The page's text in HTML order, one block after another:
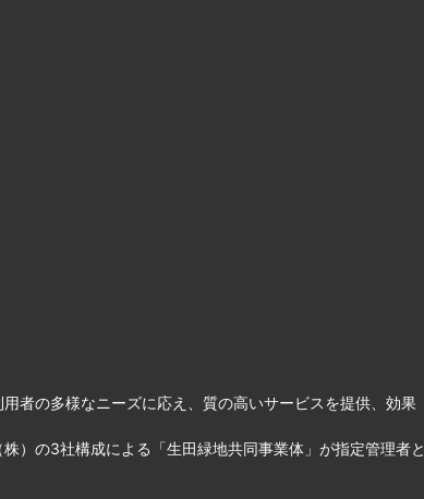
者の多様なニーズに応え、質の高いサービスを提供、効果
）の3社構成による「生田緑地共同事業体」が指定管理者と